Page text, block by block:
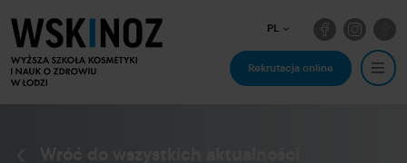
PL
Rekrutacja online